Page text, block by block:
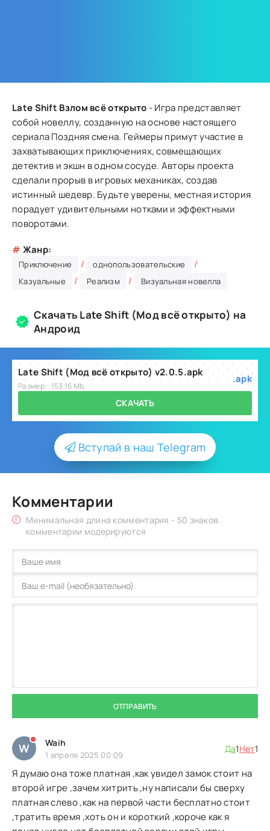
Late Shift Взлом всё открыто - Игра представляет
собой новеллу, созданную на основе настоящего
сериала Поздняя смена. Геймеры примут участие в
захватывающих приключениях, совмещающих
детектив и экшн в одном сосуде. Авторы проекта
сделали прорыв в игровых механиках, создав
истинный шедевр. Будьте уверены, местная история
порадует удивительными нотками и эффектными
поворотами.
# Жанр:
Приключение / однопользовательские /
Казуальные / Реализм / Визуальная новелла
Скачать Late Shift (Мод всё открыто) на
Андроид
Late Shift (Мод всё открыто) v2.0.5.apk
Размер:: 153.16 Mb,
.apk
СКАЧАТЬ
Вступай в наш Telegram
Комментарии
Минимальная длина комментария - 50 знаков.
комментарии модерируются
ОТПРАВИТЬ
W Waih
1 апреля 2025 00:09
Да1Нет1
Я думаю она тоже платная ,как увидел замок стоит на
второй игре ,зачем хитрить ,ну написали бы сверху
платная слево ,как на первой части бесплатно стоит
,тратить время ,хоть он и короткий ,короче как я